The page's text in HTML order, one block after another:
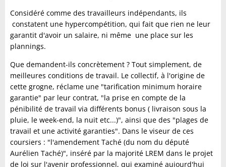
Considéré comme des travailleurs indépendants, ils
constatent une hypercompétition, qui fait que rien ne leur
garantit d'avoir un salaire, ni même une place sur les
plannings.
Que demandent-ils concrètement ? Tout simplement, de
meilleures conditions de travail. Le collectif, à l'origine de
cette grogne, réclame une "tarification minimum horaire
garantie" par leur contrat, "la prise en compte de la
pénibilité de travail via différents bonus ( livraison sous la
pluie, le week-end, la nuit etc...)", ainsi que des "plages de
travail et une activité garanties". Dans le viseur de ces
coursiers : "l'amendement Taché (du nom du député
Aurélien Taché)", inséré par la majorité LREM dans le projet
de loi sur l'avenir professionnel, qui examiné aujourd'hui